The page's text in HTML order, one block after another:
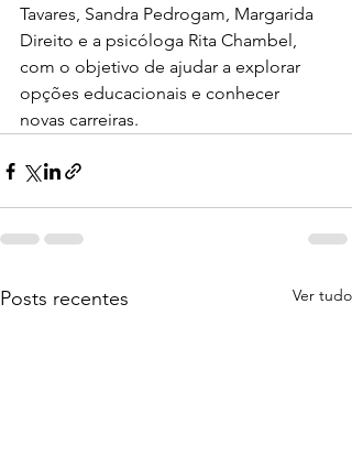
Tavares, Sandra Pedrogam, Margarida
Direito e a psicóloga Rita Chambel,
com o objetivo de ajudar a explorar
opções educacionais e conhecer
novas carreiras.
Posts recentes Ver tudo